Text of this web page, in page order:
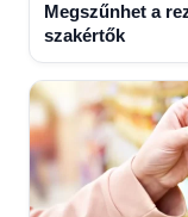
Megszűnhet a
szakértők